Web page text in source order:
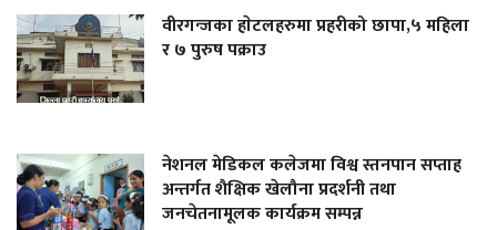
वीरगन्जका हाेटलहरुमा प्रहरीको छापा,५ महिला
र ७ पुरुष पक्राउ
नेशनल मेडिकल कलेजमा विश्व स्तनपान सप्ताह
अन्तर्गत शैक्षिक खेलौना प्रदर्शनी तथा
जनचेतनामूलक कार्यक्रम सम्पन्न